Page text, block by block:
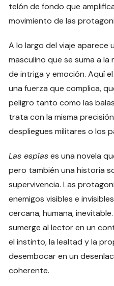
telón de fondo que
movimiento de las
A lo largo del viaje aparece
masculino que se suma a
de intriga y emoción. Aquí
una fuerza que complica,
peligro tanto como las
trata con la misma
despliegues militares o los
Las espíases una novela
pero también una historia
supervivencia. Las
enemigos visibles e
cercana, humana,
sumerge al lector en un
el instinto, la lealtad y la
desembocar en un
coherente.